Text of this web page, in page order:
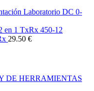
Laboratorio DC 0-
450-12
29.50 €